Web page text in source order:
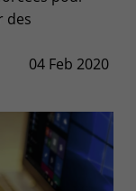
des
04 Feb 2020